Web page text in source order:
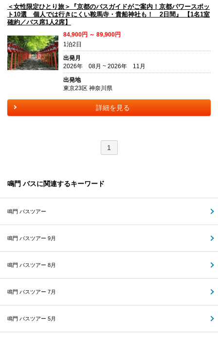
＜女性限定ひとり旅＞『京都のバスガイドがご案内！京都パワースポッ
ト10選 個人では行きにくい鞍馬寺・貴船神社も！ 2日間』 【1名1室
確約／バス席1人2席】
84,900円 ～ 89,900円
1泊2日
出発月
2026年 08月 ~ 2026年 11月
出発地
東京23区 神奈川県
詳細を見る
1
鳴門 バスに関連するキーワード
鳴門 バスツアー
鳴門 バスツアー 9月
鳴門 バスツアー 8月
鳴門 バスツアー 7月
鳴門 バスツアー 5月